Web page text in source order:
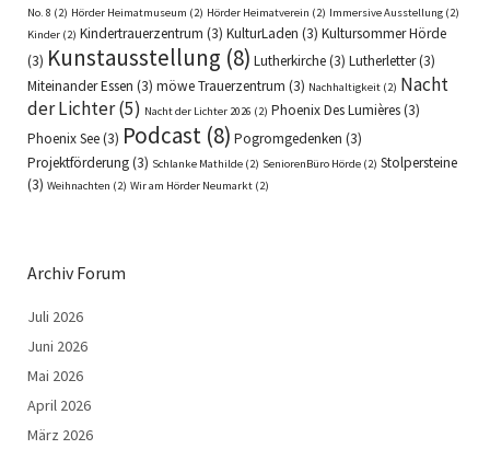
No. 8 (2) Hörder Heimatmuseum (2) Hörder Heimatverein (2) Immersive Ausstellung (2)
Kinder (2) Kindertrauerzentrum (3) KulturLaden (3) Kultursommer Hörde
(3) Kunstausstellung (8) Lutherkirche(3) Lutherletter(3)
Miteinander Essen (3) möwe Trauerzentrum (3) Nachhaltigkeit (2) Nacht
der Lichter(5) Nacht der Lichter 2026 (2) Phoenix Des Lumières(3)
Phoenix See(3) Podcast (8) Pogromgedenken (3)
Projektförderung(3) Schlanke Mathilde (2) SeniorenBüro Hörde (2) Stolpersteine
(3) Weihnachten (2) Wir am Hörder Neumarkt (2)
Archiv Forum
Juli 2026
Juni 2026
Mai 2026
April 2026
März 2026